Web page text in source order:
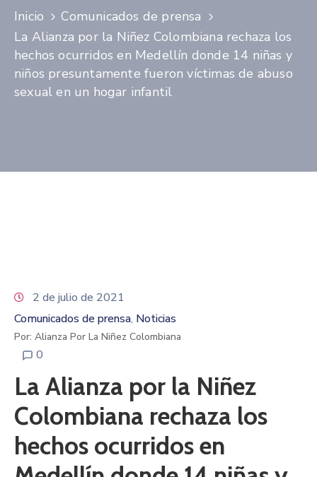
Inicio
Comunicados de prensa
La Alianza por la Niñez Colombiana rechaza los
hechos ocurridos en Medellín donde 14 niñas y
niños presuntamente fueron víctimas de abuso
sexual en un hogar infantil
2 de julio de 2021
Comunicados de prensa‚ Noticias
Por: Alianza Por La Niñez Colombiana
0
La Alianza por la Niñez
Colombiana rechaza los
hechos ocurridos en